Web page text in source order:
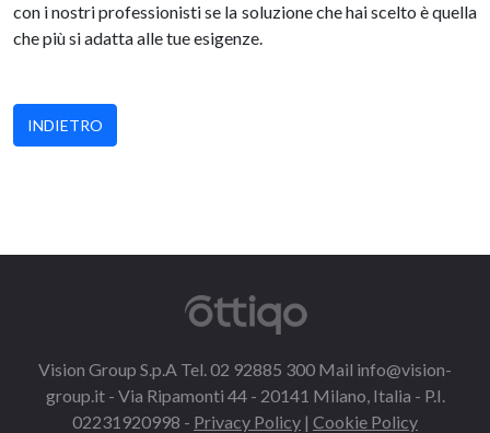
con i nostri professionisti se la soluzione che hai scelto è quella
che più si adatta alle tue esigenze.
INDIETRO
Vision Group S.p.A Tel. 02 92885 300 Mail info@vision-
group.it- Via Ripamonti 44 - 20141 Milano, Italia - P.I.
02231920998 - Privacy Policy | Cookie Policy